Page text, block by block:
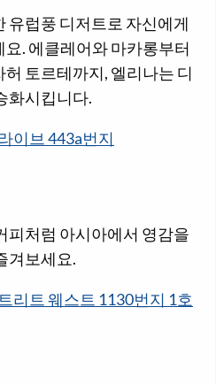
유럽풍 디저트로 자신에게
. 에클레어와 마카롱부터
토르테까지, 엘리나는 디
화시킵니다.
이브 443a번지
피처럼 아시아에서 영감을
겨보세요.
리트 웨스트 1130번지 1호